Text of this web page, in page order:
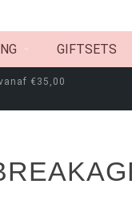
GIFTSETS
€35,00